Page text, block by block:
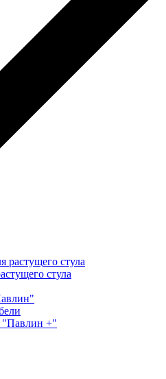
растущего стула
стула
"Павлин +"